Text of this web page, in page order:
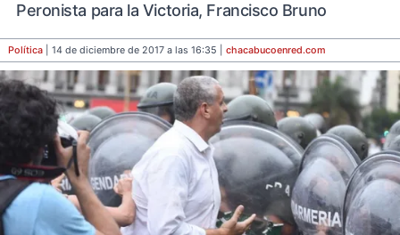
Peronista para la Victoria, Francisco Bruno
Política | 14 de diciembre de 2017 a las 16:35 | chacabucoenred.com